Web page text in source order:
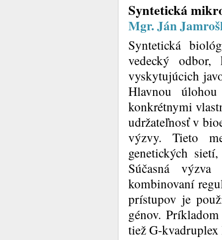
Syntetická
Mgr. Ján
Syntetická
vedecký
vyskytujúcich
Hlavnou
konkrétnymi
udržateľnosť v
výzvy. Tieto
genetických
Súčasná
kombinovaní
prístupov je
génov.
tiež G-